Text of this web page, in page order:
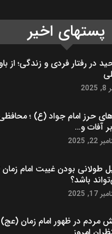
پستهای اخیر
در رفتار فردی و زندگی؛ از
حرز امام جواد (ع) ؛
آفات و…
2025
طولانی بودن غیبت امام
باشد؟
2025
مردم در ظهور امام زمان